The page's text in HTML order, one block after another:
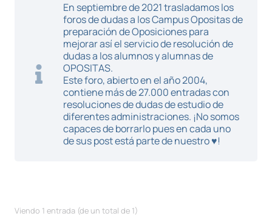
En septiembre de 2021 trasladamos los
foros de dudas a los Campus Opositas de
preparación de Oposiciones para
mejorar así el servicio de resolución de
dudas a los alumnos y alumnas de
OPOSITAS.
Este foro, abierto en el año 2004,
contiene más de 27.000 entradas con
resoluciones de dudas de estudio de
diferentes administraciones. ¡No somos
capaces de borrarlo pues en cada uno
de sus post está parte de nuestro ♥!
Viendo 1 entrada (de un total de 1)